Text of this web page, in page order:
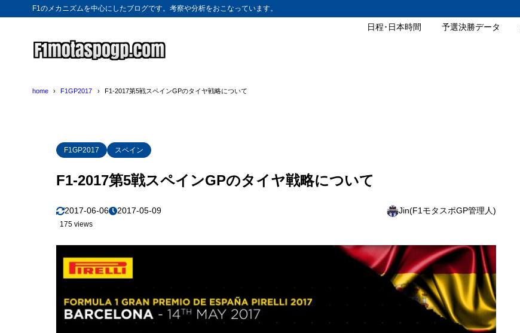
F1のメカニズムを中心にしたブログです。考察や分析をおこなっています。
日程･日本時間 予選決勝データ
home F1GP2017 F1-2017第5戦スペインGPのタイヤ戦略について
F1GP2017 スペイン
F1-2017第5戦スペインGPのタイヤ戦略について
2017-06-06 2017-05-09 Jin(F1モタスポGP管理人)
175 views